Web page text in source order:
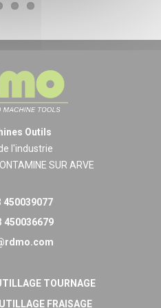
Outils
l'industrie
SUR ARVE
450039077
450036679
TOURNAGE
FRAISAGE